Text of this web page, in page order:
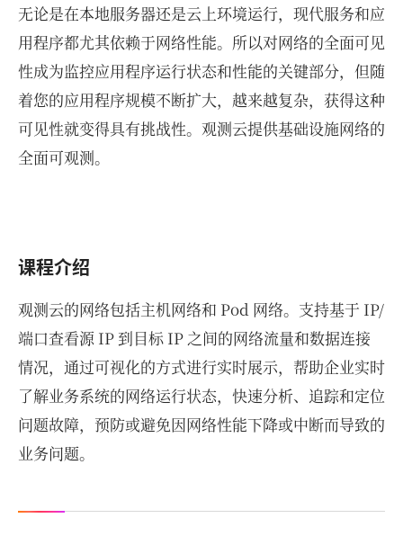
无论是在本地服务器还是云上环境运行，现代服务和应
用程序都尤其依赖于网络性能。所以对网络的全面可见
性成为监控应用程序运行状态和性能的关键部分，但随
着您的应用程序规模不断扩大，越来越复杂，获得这种
可见性就变得具有挑战性。观测云提供基础设施网络的
全面可观测。
课程介绍
观测云的网络包括主机网络和 Pod 网络。支持基于 IP/
端口查看源 IP 到目标 IP 之间的网络流量和数据连接
情况，通过可视化的方式进行实时展示，帮助企业实时
了解业务系统的网络运行状态，快速分析、追踪和定位
问题故障，预防或避免因网络性能下降或中断而导致的
业务问题。